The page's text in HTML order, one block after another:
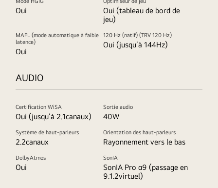
Oui
Oui (tableau de bord de
jeu)
MAFL (mode automatique à faible
latence)
Oui
120 Hz (natif) (TRV 120 Hz)
Oui (jusqu’à 144Hz)
AUDIO
Certification WiSA
Oui (jusqu’à 2.1canaux)
Sortie audio
40W
Système de haut-parleurs
2.2canaux
Orientation des haut-parleurs
Rayonnement vers le bas
DolbyAtmos
Oui
SonIA
SonIA Pro α9 (passage en
9.1.2virtuel)